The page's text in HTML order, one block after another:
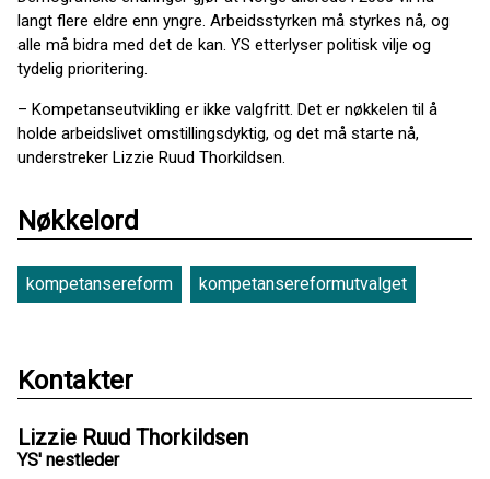
langt flere eldre enn yngre. Arbeidsstyrken må styrkes nå, og
alle må bidra med det de kan. YS etterlyser politisk vilje og
tydelig prioritering.
– Kompetanseutvikling er ikke valgfritt. Det er nøkkelen til å
holde arbeidslivet omstillingsdyktig, og det må starte nå,
understreker Lizzie Ruud Thorkildsen.
Nøkkelord
kompetansereform kompetansereformutvalget
Kontakter
Lizzie Ruud Thorkildsen
YS' nestleder